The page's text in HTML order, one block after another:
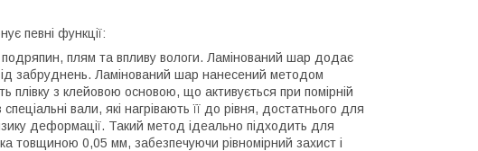
певні функції:
плям та впливу вологи. Ламінований шар додає
забруднень. Ламінований шар нанесений методом
плівку з клейовою основою, що активується при помірній
вали, які нагрівають її до рівня, достатнього для
деформації. Такий метод ідеально підходить для
товщиною 0,05 мм, забезпечуючи рівномірний захист і